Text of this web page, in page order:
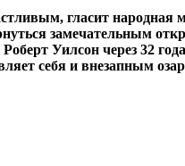
гласит народная
замечательным
Уилсон через 32
себя и внезапным